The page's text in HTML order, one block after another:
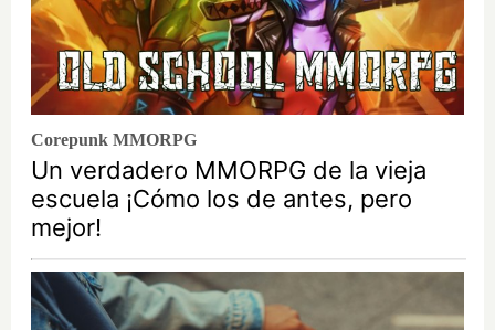
Corepunk MMORPG
Un verdadero MMORPG de la vieja
escuela ¡Cómo los de antes, pero
mejor!